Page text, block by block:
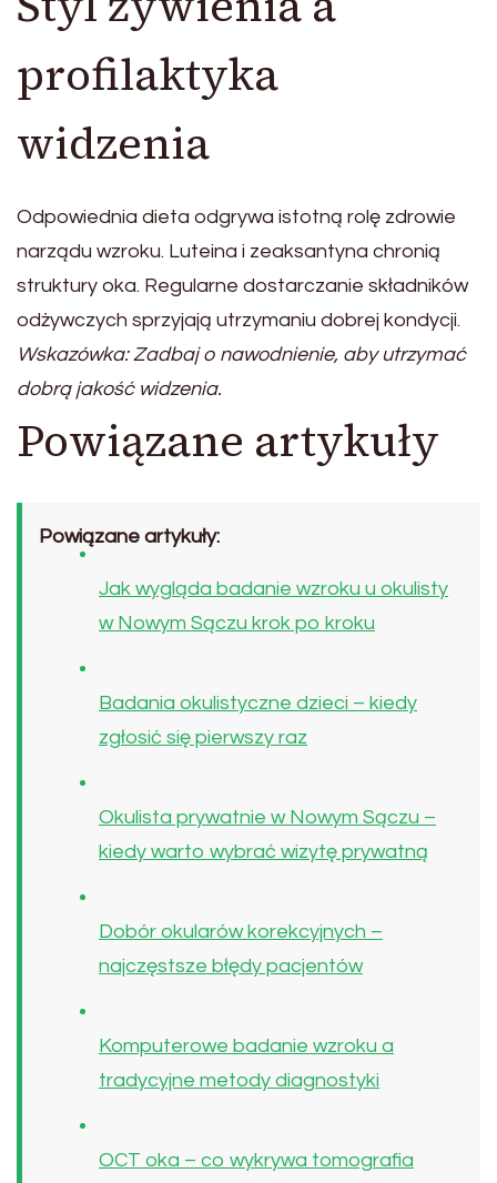
profilaktyka
widzenia
Odpowiednia dieta odgrywa istotną rolę zdrowie
narządu wzroku. Luteina i zeaksantyna chronią
struktury oka. Regularne dostarczanie składników
odżywczych sprzyjają utrzymaniu dobrej kondycji.
Wskazówka: Zadbaj o nawodnienie, aby utrzymać
dobrą jakość widzenia.
Powiązane artykuły
Powiązane artykuły:
Jak wygląda badanie wzroku u okulisty
w Nowym Sączu krok po kroku
Badania okulistyczne dzieci – kiedy
zgłosić się pierwszy raz
Okulista prywatnie w Nowym Sączu –
kiedy warto wybrać wizytę prywatną
Dobór okularów korekcyjnych –
najczęstsze błędy pacjentów
Komputerowe badanie wzroku a
tradycyjne metody diagnostyki
OCT oka – co wykrywa tomografia